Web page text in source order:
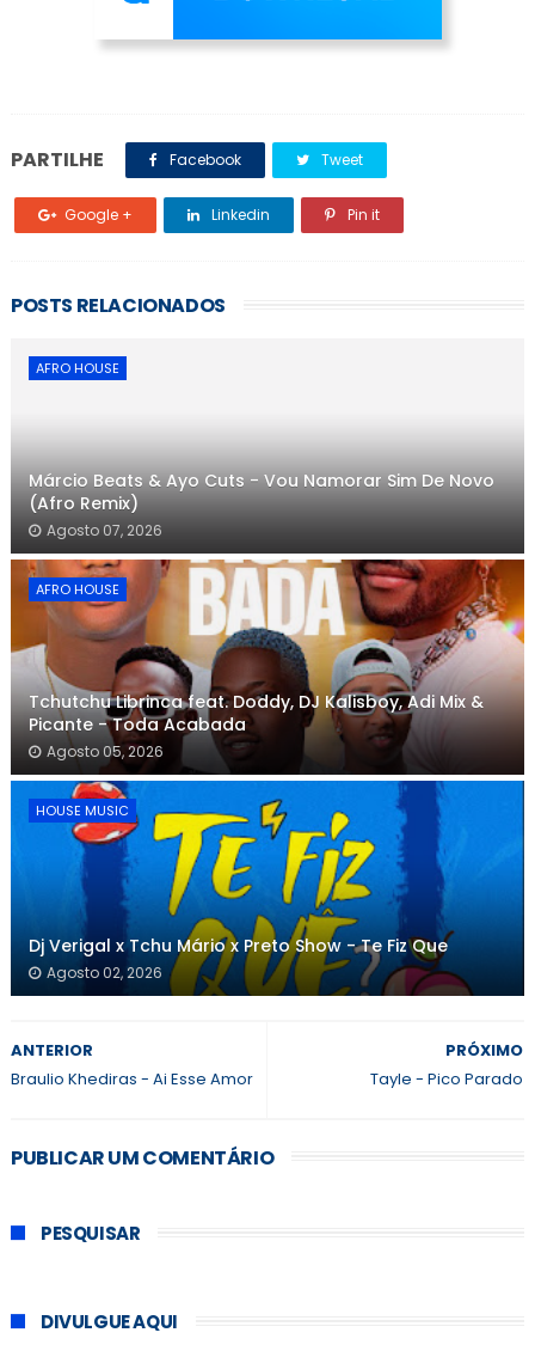
PARTILHE Facebook Tweet
Google + Linkedin Pin it
POSTS RELACIONADOS
AFRO HOUSE
Márcio Beats & Ayo Cuts - Vou Namorar Sim De Novo
(Afro Remix)
Agosto 07, 2026
AFRO HOUSE
Tchutchu Librinca feat. Doddy, DJ Kalisboy, Adi Mix &
Picante - Toda Acabada
Agosto 05, 2026
HOUSE MUSIC
Dj Verigal x Tchu Mário x Preto Show - Te Fiz Que
Agosto 02, 2026
PRÓXIMO
Tayle - Pico Parado
ANTERIOR
Braulio Khediras - Ai Esse Amor
PUBLICAR UM COMENTÁRIO
PESQUISAR
DIVULGUE AQUI